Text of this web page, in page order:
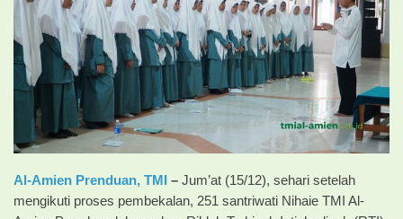
Al-Amien Prenduan, TMI – Jum’at (15/12), sehari setelah
mengikuti proses pembekalan, 251 santriwati Nihaie TMI Al-